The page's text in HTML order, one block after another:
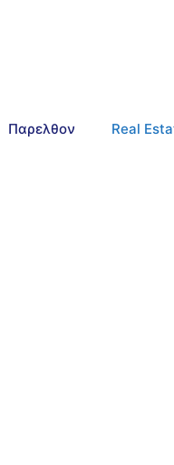
Παρελθον Real